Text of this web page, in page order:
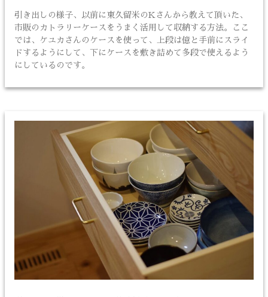
引き出しの様子、以前に東久留米のKさんから教えて頂いた、
市販のカトラリーケースをうまく活用して収納する方法。ここ
では、ケユカさんのケースを使って、上段は億と手前にスライ
ドするようにして、下にケースを敷き詰めて多段で使えるよう
にしているのです。